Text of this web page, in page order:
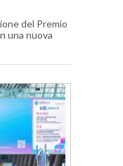
del Premio
una nuova